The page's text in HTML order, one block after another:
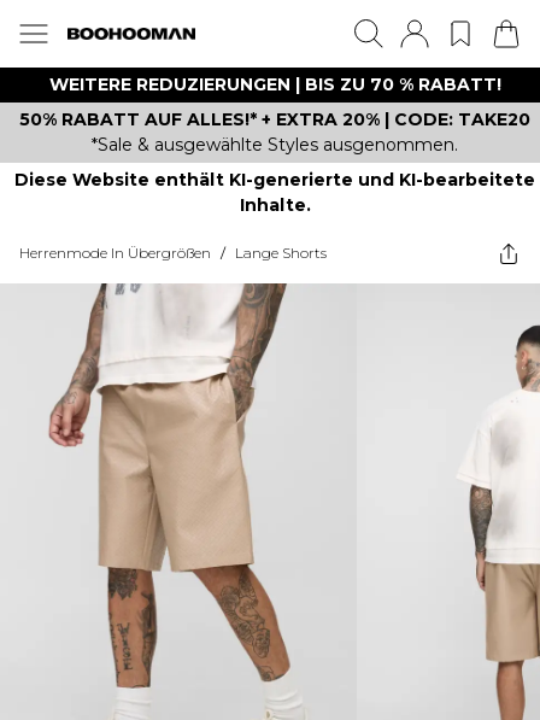
WEITERE REDUZIERUNGEN | BIS ZU 70 % RABATT!
50% RABATT AUF ALLES!* + EXTRA 20% | CODE: TAKE20
*Sale & ausgewählte Styles ausgenommen.
Diese Website enthält KI-generierte und KI-bearbeitete
Inhalte.
Herrenmode In Übergrößen / Lange Shorts